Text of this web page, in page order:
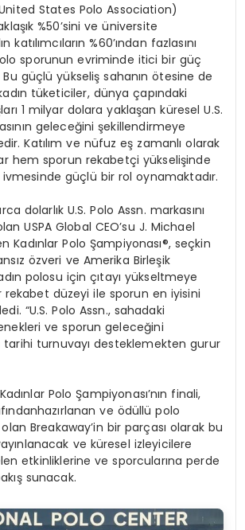
States Polo Association)
%50’sini ve üniversite
katılımcıların %60’ından fazlasını
sporunun evriminde itici bir güç
güçlü yükseliş sahanın ötesine de
tüketiciler, dünya çapındaki
1 milyar dolara yaklaşan küresel U.S.
geleceğini şekillendirmeye
Katılım ve nüfuz eş zamanlı olarak
hem sporun rekabetçi yükselişinde
güçlü bir rol oynamaktadır.
dolarlık U.S. Polo Assn. markasını
USPA Global CEO’su J. Michael
Kadınlar Polo Şampiyonası®, seçkin
özveri ve Amerika Birleşik
polosu için çıtayı yükseltmeye
düzeyi ile sporun en iyisini
“U.S. Polo Assn., sahadaki
ve sporun geleceğini
tarihi turnuvayı desteklemekten gurur
Polo Şampiyonası’nın finali,
ve ödüllü polo
Breakaway’in bir parçası olarak bu
ve küresel izleyicilere
etkinliklerine ve sporcularına perde
sunacak.